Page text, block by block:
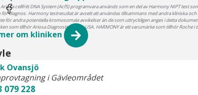
om kliniken
Ovansjö
i Gävleområdet
079 228
cellfritt DNA System (AcfS) programvara används som en del av Harmony NIPT test
diagnos. Harmony testresultat är avsett att användas tillsammans med andra kliniska
andra potentiella kromosomala avvikelser än de som uttryckligen anges i detta
som tillhör Ariosa Diagnostics, Inc. i USA. HARMONY är ett varumärke som tillhör Roche